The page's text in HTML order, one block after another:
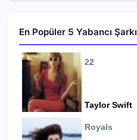
En Popüler 5 Yabancı Şarkı
22
Taylor Swift
Royals